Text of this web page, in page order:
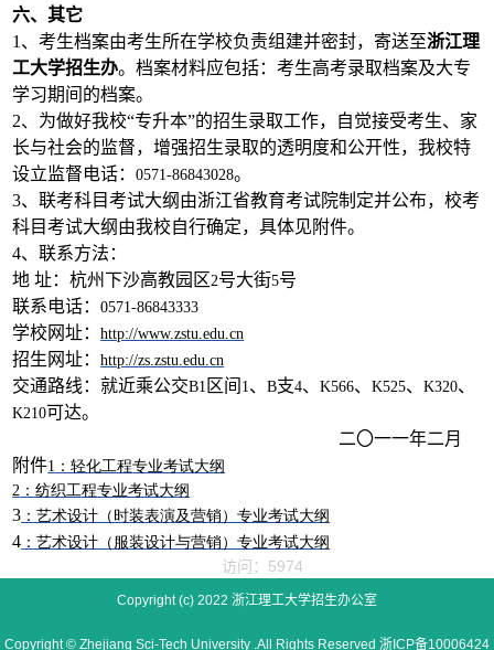
六、其它
1 、考生档案由考生所在学校负责组建并密封，寄送至浙江理
工大学招生办。档案材料应包括：考生高考录取档案及大专
学习期间的档案。
2、 为做好我校“专升本”的招生录取工作，自觉接受考生、家
长与社会的监督，增强招生录取的透明度和公开性，我校特
设立监督电话：0571-86843028。
3、联考科目考试大纲由浙江省教育考试院制定并公布，校考
科目考试大纲由我校自行确定，具体见附件。
4、联系方法：
地 址：杭州下沙高教园区2号大街5号
联系电话：0571-86843333
学校网址：http://www.zstu.edu.cn
招生网址：http://zs.zstu.edu.cn
交通路线：就近乘公交B1 区间 1、B支4、K566、K525、K320、
K210可达。
二〇一一年二月
附件1 ：轻化工程专业考试大纲
2 ：纺织工程专业考试大纲
3 ：艺术设计（时装表演及营销）专业考试大纲
4 ：艺术设计（服装设计与营销）专业考试大纲
访问：5974
Copyright (c) 2022 浙江理工大学招生办公室
Copyright © Zhejiang Sci-Tech University .All Rights Reserved 浙ICP备10006424